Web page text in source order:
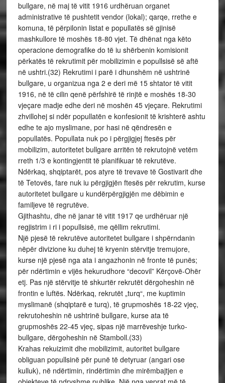
bullgare, në maj të vitit 1916 urdhëruan organet
administrative të pushtetit vendor (lokal); qarqe, rrethe e
komuna, të përpilonin listat e popullatës së gjinisë
mashkullore të moshës 18-80 vjet. Të dhënat nga këto
operacione demografike do të iu shërbenin komisionit
përkatës të rekrutimit për mobilizimin e popullsisë së aftë
në ushtri.(32) Rekrutimi i parë i dhunshëm në ushtrinë
bullgare, u organizua nga 2 e deri më 15 shtator të vitit
1916, në të cilin qenë përfshirë të rinjtë e moshës 18-30
vjeçare madje edhe deri në moshën 45 vjeçare. Rekrutimi
zhvillohej si ndër popullatën e konfesionit të krishterë ashtu
edhe te ajo myslimane, por hasi në qëndresën e
popullatës. Popullata nuk po i përgjigjej ftesës për
mobilizim, autoritetet bullgare arritën të rekrutojnë vetëm
rreth 1/3 e kontingjentit të planifikuar të rekrutëve.
Ndërkaq, shqiptarët, pos atyre të trevave të Gostivarit dhe
të Tetovës, fare nuk iu përgjigjën ftesës për rekrutim, kurse
autoritetet bullgare u kundërpërgjigjën me dëbimin e
familjeve të regrutëve.
Gjithashtu, dhe në janar të vitit 1917 qe urdhëruar një
regjistrim i ri i popullsisë, me qëllim rekrutimi.
Një pjesë të rekrutëve autoritetet bullgare i shpërndanin
nëpër divizione ku duhej të kryenin stërvitje tremujore,
kurse një pjesë nga ata i angazhonin në fronte të punës;
për ndërtimin e vijës hekurudhore “decovil” Kërçovë-Ohër
etj. Pas një stërvitje të shkurtër rekrutët dërgoheshin në
frontin e luftës. Ndërkaq, rekrutët „turq“, me kuptimin
myslimanë (shqiptarë e turq), të grupmoshës 18-22 vjeç,
rekrutoheshin në ushtrinë bullgare, kurse ata të
grupmoshës 22-45 vjeç, sipas një marrëveshje turko-
bullgare, dërgoheshin në Stamboll.(33)
Krahas rekuizimit dhe mobilizimit, autoritet bullgare
obliguan popullsinë për punë të detyruar (angari ose
kulluk), në ndërtimin, rindërtimin dhe mirëmbajtjen e